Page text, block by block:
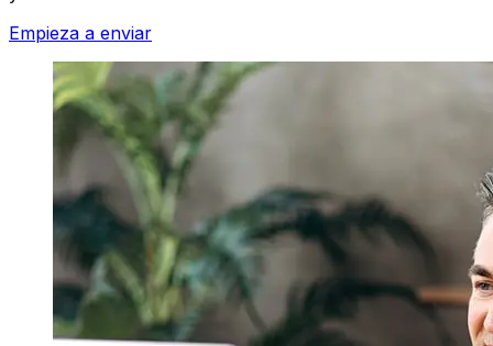
Empieza a enviar